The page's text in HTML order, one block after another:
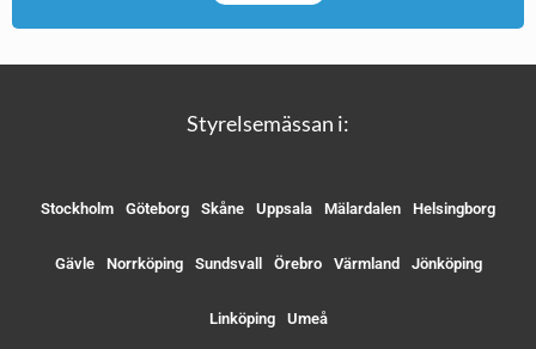
Styrelsemässan i:
Stockholm Göteborg Skåne Uppsala Mälardalen Helsingborg
Gävle Norrköping Sundsvall Örebro Värmland Jönköping
Linköping Umeå